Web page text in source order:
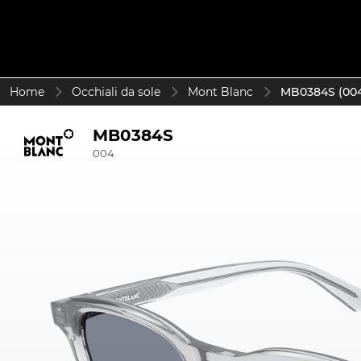
Home Occhiali da sole Mont Blanc MB0384S
MB0384S
004